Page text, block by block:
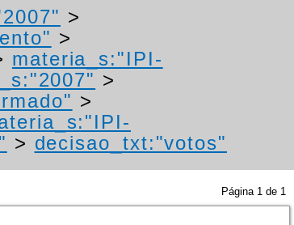
>
>
materia_s:"IPI-
>
>
> decisao_txt:"votos"
Página 1 de 1